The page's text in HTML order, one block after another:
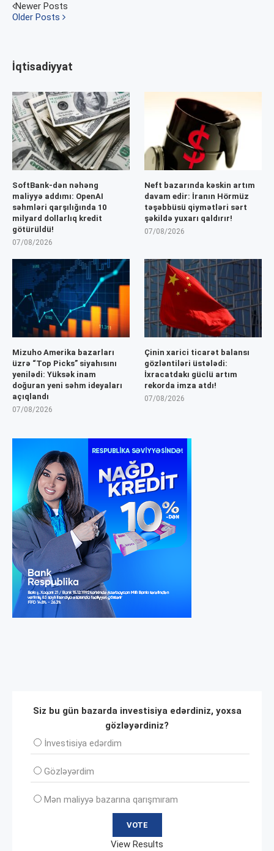
Newer Posts
Older Posts
İqtisadiyyat
SoftBank-dən nəhəng
maliyyə addımı: OpenAI
səhmləri qarşılığında 10
milyard dollarlıq kredit
götürüldü!
07/08/2026
Neft bazarında kəskin artım
davam edir: İranın Hörmüz
təşəbbüsü qiymətləri sərt
şəkildə yuxarı qaldırır!
07/08/2026
Mizuho Amerika bazarları
üzrə “Top Picks” siyahısını
yenilədi: Yüksək inam
doğuran yeni səhm ideyaları
açıqlandı
07/08/2026
Çinin xarici ticarət balansı
gözləntiləri üstələdi:
İxracatdakı güclü artım
rekorda imza atdı!
07/08/2026
Siz bu gün bazarda investisiya edərdiniz, yoxsa
gözləyərdiniz?
İnvеstisiya edərdim
Gözləyərdim
Mən maliyyə bazarına qarışmıram
View Results